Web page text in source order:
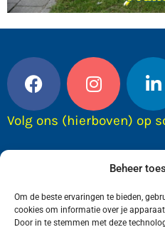
Beheer
Om de beste ervaringen te bieden,
cookies om informatie over je
Door in te stemmen met deze
Volg ons (hierboven) op